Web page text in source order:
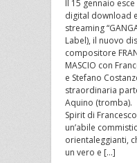
Il 15 gennaio
digital download
streaming
Label), il nuovo
compositore
MASCIO con
e Stefano
straordinaria
Aquino (tromba).
Spirit di
un’abile
orientaleggianti,
un vero e […]